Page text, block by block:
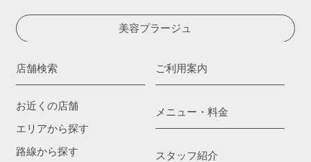
美容プラージュ
店舗検索
お近くの店舗
エリアから探す
路線から探す
ご利用案内
メニュー・料金
スタッフ紹介